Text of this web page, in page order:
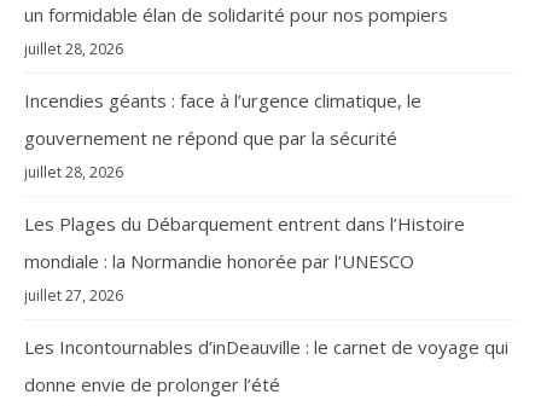
un formidable élan de solidarité pour nos pompiers
juillet 28, 2026
Incendies géants : face à l’urgence climatique, le
gouvernement ne répond que par la sécurité
juillet 28, 2026
Les Plages du Débarquement entrent dans l’Histoire
mondiale : la Normandie honorée par l’UNESCO
juillet 27, 2026
Les Incontournables d’inDeauville : le carnet de voyage qui
donne envie de prolonger l’été